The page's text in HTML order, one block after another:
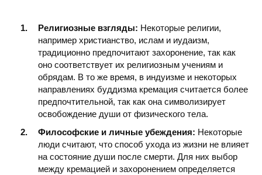
Религиозные взгляды: Некоторые религии,
например христианство, ислам и иудаизм,
традиционно предпочитают захоронение, так как
оно соответствует их религиозным учениям и
обрядам. В то же время, в индуизме и некоторых
направлениях буддизма кремация считается более
предпочтительной, так как она символизирует
освобождение души от физического тела.
Философские и личные убеждения: Некоторые
люди считают, что способ ухода из жизни не влияет
на состояние души после смерти. Для них выбор
между кремацией и захоронением определяется